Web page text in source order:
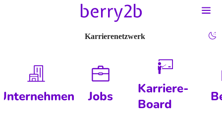
Karrierenetzwerk
Jobs
Karriere-
Board